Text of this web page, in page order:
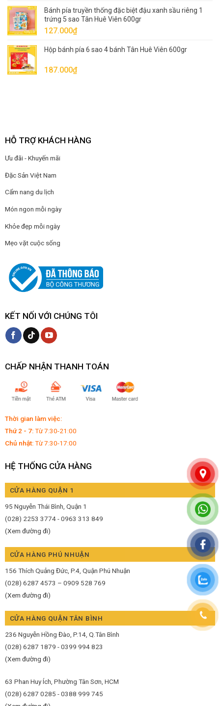
Bánh pía truyền thống đặc biệt đậu xanh sầu riêng 1
trứng 5 sao Tân Huê Viên 600gr
127.000₫
Hộp bánh pía 6 sao 4 bánh Tân Huê Viên 600gr
187.000₫
HỖ TRỢ KHÁCH HÀNG
Ưu đãi - Khuyến mãi
Đặc Sản Việt Nam
Cẩm nang du lịch
Món ngon mỗi ngày
Khỏe đẹp mỗi ngày
Mẹo vặt cuộc sống
KẾT NỐI VỚI CHÚNG TÔI
CHẤP NHẬN THANH TOÁN
Thời gian làm việc:
Thứ 2 - 7:Từ 7:30-21:00
Chủ nhật:Từ 7:30-17:00
HỆ THỐNG CỬA HÀNG
CỬA HÀNG QUẬN 1
95 Nguyễn Thái Bình, Quận 1
(028) 2253 3774 - 0963 313 849
(Xem đường đi)
CỬA HÀNG PHÚ NHUẬN
156 Thích Quảng Đức, P.4, Quận Phú Nhuận
(028) 6287 4573 – 0909 528 769
(Xem đường đi)
CỬA HÀNG QUẬN TÂN BÌNH
236 Nguyễn Hồng Đào, P.14, Q.Tân Bình
(028) 6287 1879 - 0399 994 823
(Xem đường đi)
63 Phan Huy Ích, Phường Tân Sơn, HCM
(028) 6287 0285 - 0388 999 745